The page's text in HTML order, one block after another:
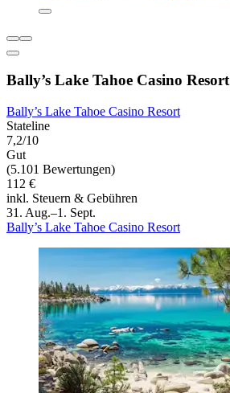
Bally’s Lake Tahoe Casino Resort
Bally’s Lake Tahoe Casino Resort
Stateline
7,2/10
Gut
(5.101 Bewertungen)
112 €
inkl. Steuern & Gebühren
31. Aug.–1. Sept.
Bally’s Lake Tahoe Casino Resort